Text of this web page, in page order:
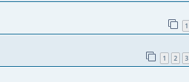
1
1 2 3